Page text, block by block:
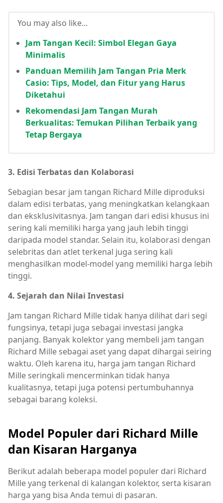
You may also like...
Jam Tangan Kecil: Simbol Elegan Gaya
Minimalis
Panduan Memilih Jam Tangan Pria Merk
Casio: Tips, Model, dan Fitur yang Harus
Diketahui
Rekomendasi Jam Tangan Murah
Berkualitas: Temukan Pilihan Terbaik yang
Tetap Bergaya
3. Edisi Terbatas dan Kolaborasi
Sebagian besar jam tangan Richard Mille diproduksi
dalam edisi terbatas, yang meningkatkan kelangkaan
dan eksklusivitasnya. Jam tangan dari edisi khusus ini
sering kali memiliki harga yang jauh lebih tinggi
daripada model standar. Selain itu, kolaborasi dengan
selebritas dan atlet terkenal juga sering kali
menghasilkan model-model yang memiliki harga lebih
tinggi.
4. Sejarah dan Nilai Investasi
Jam tangan Richard Mille tidak hanya dilihat dari segi
fungsinya, tetapi juga sebagai investasi jangka
panjang. Banyak kolektor yang membeli jam tangan
Richard Mille sebagai aset yang dapat dihargai seiring
waktu. Oleh karena itu, harga jam tangan Richard
Mille seringkali mencerminkan tidak hanya
kualitasnya, tetapi juga potensi pertumbuhannya
sebagai barang koleksi.
Model Populer dari Richard Mille
dan Kisaran Harganya
Berikut adalah beberapa model populer dari Richard
Mille yang terkenal di kalangan kolektor, serta kisaran
harga yang bisa Anda temui di pasaran.